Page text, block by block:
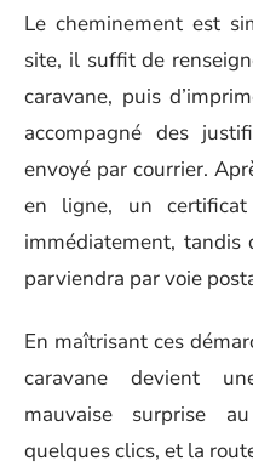
Le cheminement est
site, il suffit de
caravane, puis
accompagné des
envoyé par courrier.
en ligne, un
immédiatement, tandis
parviendra par voie
En maîtrisant ces
caravane devient
mauvaise surprise
quelques clics, et la